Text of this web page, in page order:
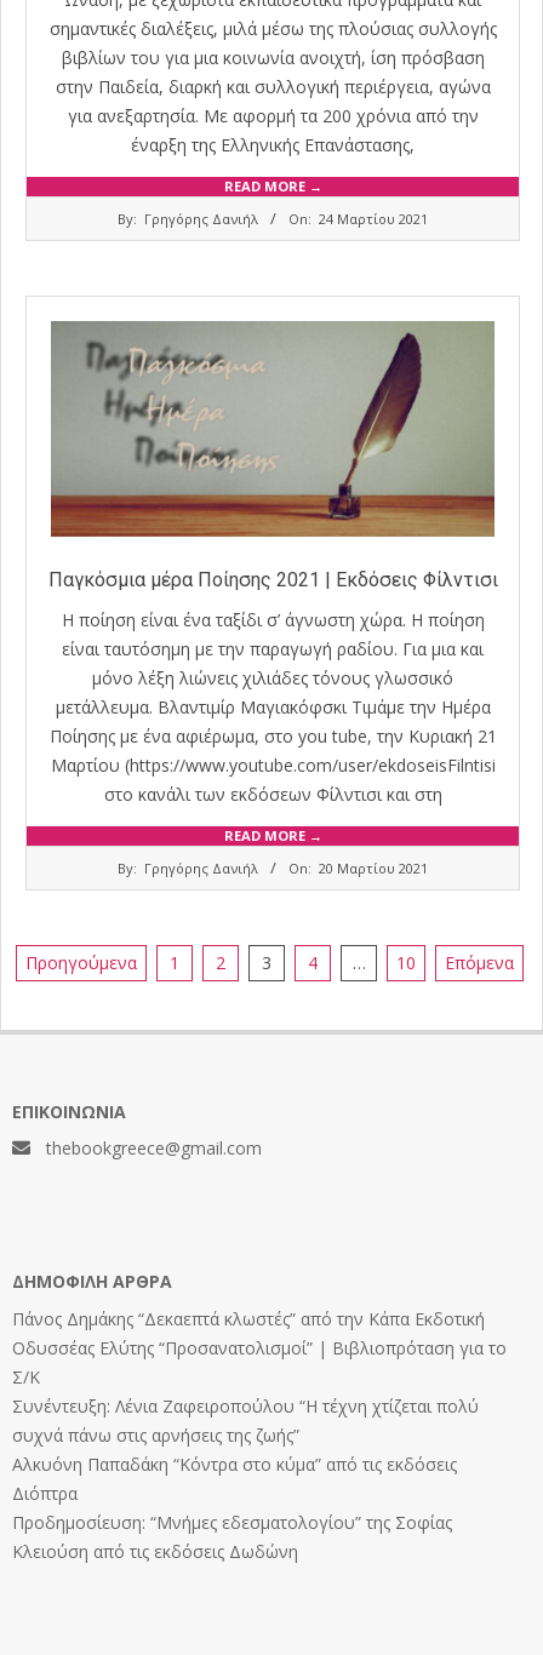
σημαντικές διαλέξεις, μιλά μέσω της πλούσιας συλλογής
βιβλίων του για μια κοινωνία ανοιχτή, ίση πρόσβαση
στην Παιδεία, διαρκή και συλλογική περιέργεια, αγώνα
για ανεξαρτησία. Με αφορμή τα 200 χρόνια από την
έναρξη της Ελληνικής Επανάστασης,
READ MORE →
By: Γρηγόρης Δανιήλ On: 24 Μαρτίου 2021
Παγκόσμια μέρα Ποίησης 2021 | Εκδόσεις Φίλντισι
Η ποίηση είναι ένα ταξίδι σ’ άγνωστη χώρα. Η ποίηση
είναι ταυτόσημη με την παραγωγή ραδίου. Για μια και
μόνο λέξη λιώνεις χιλιάδες τόνους γλωσσικό
μετάλλευμα. Βλαντιμίρ Μαγιακόφσκι Τιμάμε την Ημέρα
Ποίησης με ένα αφιέρωμα, στο you tube, την Κυριακή 21
Μαρτίου (https://www.youtube.com/user/ekdoseisFilntisi
στο κανάλι των εκδόσεων Φίλντισι και στη
READ MORE →
By: Γρηγόρης Δανιήλ On: 20 Μαρτίου 2021
Σελιδοποίηση
Προηγούμενα 1 2 3 4 … 10 Επόμενα
ΕΠΙΚΟΙΝΩΝΊΑ
thebookgreece@gmail.com
ΔΗΜΟΦΙΛΉ ΆΡΘΡΑ
Πάνος Δημάκης “Δεκαεπτά κλωστές” από την Κάπα Εκδοτική
Οδυσσέας Ελύτης “Προσανατολισμοί” | Βιβλιοπρόταση για το
Σ/Κ
Συνέντευξη: Λένια Ζαφειροπούλου “Η τέχνη χτίζεται πολύ
συχνά πάνω στις αρνήσεις της ζωής”
Αλκυόνη Παπαδάκη “Κόντρα στο κύμα” από τις εκδόσεις
Διόπτρα
Προδημοσίευση: “Μνήμες εδεσματολογίου” της Σοφίας
Κλειούση από τις εκδόσεις Δωδώνη